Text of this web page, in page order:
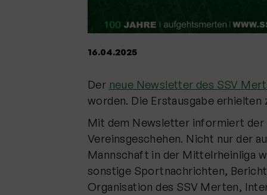
16.04.2025
Der neue Newsletter des SSV
worden. Die Erstausgabe
Mit dem Newsletter informiert der
Vereinsgeschehen. Nicht nur der
Mannschaft in der Mittelrheinliga
sonstige Sportnachrichten,
Organisation des SSV Merten,